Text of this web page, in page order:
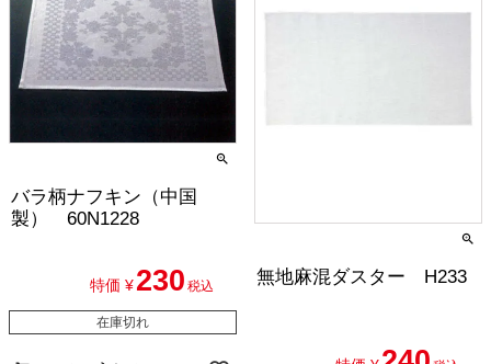
バラ柄ナフキン（中国
製） 60N1228
特価 ¥ 230 税込
在庫切れ
無地麻混ダスター H233